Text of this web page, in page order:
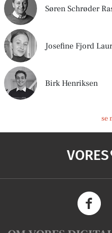
Søren Schrøder
Josefine Fjord
Birk Henriksen
se
VORES